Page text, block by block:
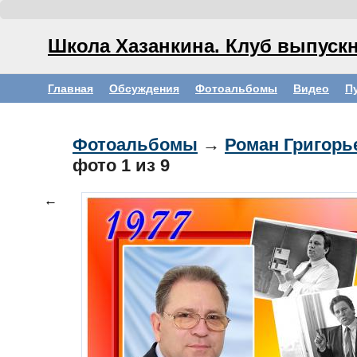
Школа Хазанкина. Клуб
Главная Обсуждения Фотоальбомы Видео
Фотоальбомы → Роман
фото 1 из 9
←